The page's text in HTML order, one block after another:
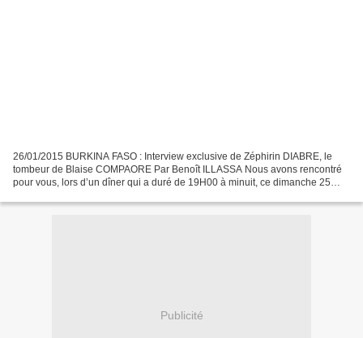
26/01/2015 BURKINA FASO : Interview exclusive de Zéphirin DIABRE, le
tombeur de Blaise COMPAORE Par Benoît ILLASSA Nous avons rencontré
pour vous, lors d’un dîner qui a duré de 19H00 à minuit, ce dimanche 25
Publicité